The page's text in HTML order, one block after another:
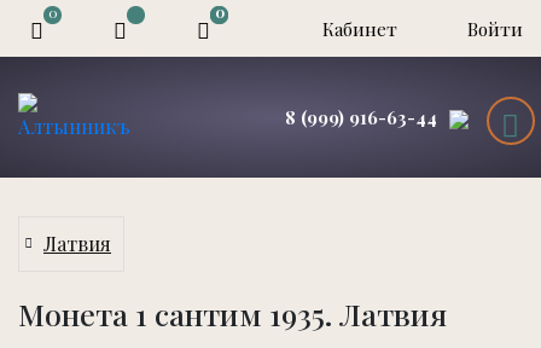
0 0
0
Кабинет Войти
8 (999) 916-63-44
Латвия
Монета 1 сантим 1935. Латвия